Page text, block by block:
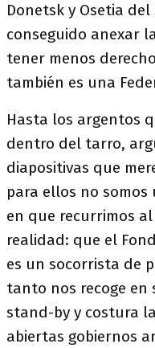
Donetsk y Osetia
conseguido anexar
tener menos
también es una
Hasta los argentos
dentro del tarro,
diapositivas que
para ellos no
en que recurrimos al
realidad: que el
es un socorrista de
tanto nos recoge en
stand-by y costura
abiertas gobiernos